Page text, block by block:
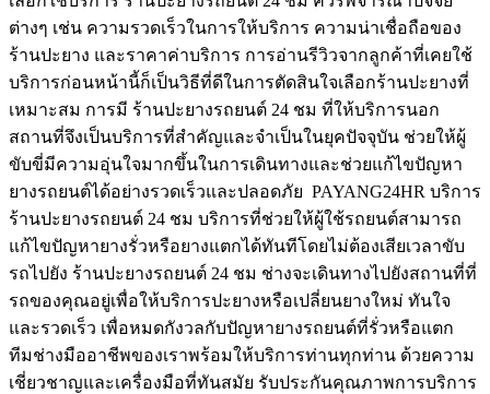
ต่างๆ เช่น ความรวดเร็วในการให้บริการ ความน่าเชื่อถือของ
ร้านปะยาง และราคาค่าบริการ การอ่านรีวิวจากลูกค้าที่เคยใช้
บริการก่อนหน้านี้ก็เป็นวิธีที่ดีในการตัดสินใจเลือกร้านปะยางที่
เหมาะสม การมี ร้านปะยางรถยนต์ 24 ชม ที่ให้บริการนอก
สถานที่จึงเป็นบริการที่สำคัญและจำเป็นในยุคปัจจุบัน ช่วยให้ผู้
ขับขี่มีความอุ่นใจมากขึ้นในการเดินทางและช่วยแก้ไขปัญหา
ยางรถยนต์ได้อย่างรวดเร็วและปลอดภัย PAYANG24HR บริการ
ร้านปะยางรถยนต์ 24 ชม บริการที่ช่วยให้ผู้ใช้รถยนต์สามารถ
แก้ไขปัญหายางรั่วหรือยางแตกได้ทันทีโดยไม่ต้องเสียเวลาขับ
รถไปยัง ร้านปะยางรถยนต์ 24 ชม ช่างจะเดินทางไปยังสถานที่ที่
รถของคุณอยู่เพื่อให้บริการปะยางหรือเปลี่ยนยางใหม่ ทันใจ
และรวดเร็ว เพื่อหมดกังวลกับปัญหายางรถยนต์ที่รั่วหรือแตก
ทีมช่างมืออาชีพของเราพร้อมให้บริการท่านทุกท่าน ด้วยความ
เชี่ยวชาญและเครื่องมือที่ทันสมัย รับประกันคุณภาพการบริการ